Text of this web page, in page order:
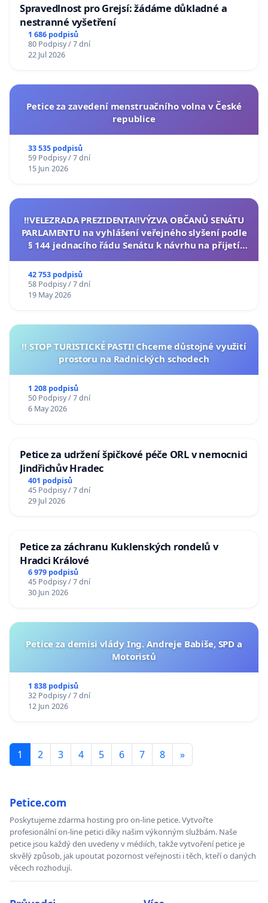
Spravedlnost pro Grejsí: žádáme důkladné a
nestranné vyšetření
1 686 podpisů
80 Podpisy / 7 dní
22 Jul 2026
Petice za zavedení menstruačního volna v České
republice
33 535 podpisů
59 Podpisy / 7 dní
15 Jun 2026
‼️VELEZRADA PREZIDENTA‼️VÝZVA OBČANŮ SENÁTU
PARLAMENTU na vyhlášení veřejného slyšení podle
§ 144 jednacího řádu Senátu k návrhu na přijetí
42 753 podpisů
58 Podpisy / 7 dní
19 May 2026
‼️ STOP TURISTICKÉ PASTI! Chceme důstojné využití
prostoru na Radnických schodech
1 208 podpisů
50 Podpisy / 7 dní
6 May 2026
Petice za udržení špičkové péče ORL v nemocnici
Jindřichův Hradec
401 podpisů
45 Podpisy / 7 dní
29 Jul 2026
Petice za záchranu Kuklenských rondelů v
Hradci Králové
6 979 podpisů
45 Podpisy / 7 dní
30 Jun 2026
Petice za demisi vlády Ing. Andreje Babiše, SPD a
Motoristů
1 838 podpisů
32 Podpisy / 7 dní
12 Jun 2026
1 2 3 4 5 6 7 8 »
Petice.com
Poskytujeme zdarma hosting pro on-line petice. Vytvořte
profesionální on-line petici díky našim výkonným službám. Naše
petice jsou každý den uvedeny v médiích, takže vytvoření petice je
skvělý způsob, jak upoutat pozornost veřejnosti i těch, kteří o daných
věcech rozhodují.